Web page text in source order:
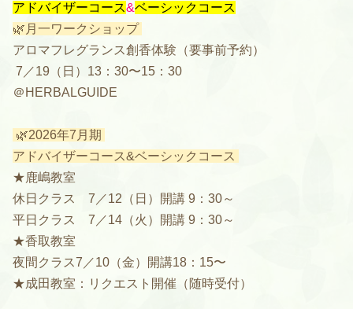
アドバイザーコース&ベーシックコース
🌿月一ワークショップ
アロマフレグランス創香体験（要事前予約）
7／19（日）13：30〜15：30
＠HERBALGUIDE
🌿2026年7月期
アドバイザーコース&ベーシックコース
★鹿嶋教室
休日クラス 7／12（日）開講 9：30～
平日クラス 7／14（火）開講 9：30～
★香取教室
夜間クラス7／10（金）開講18：15〜
★成田教室：リクエスト開催（随時受付）